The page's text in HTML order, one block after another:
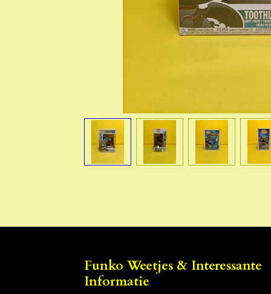
Funko Weetjes & Interessante
Informatie